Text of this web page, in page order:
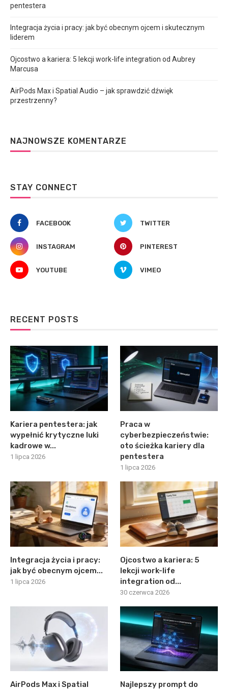
pentestera
Integracja życia i pracy: jak być obecnym ojcem i skutecznym
liderem
Ojcostwo a kariera: 5 lekcji work-life integration od Aubrey
Marcusa
AirPods Max i Spatial Audio – jak sprawdzić dźwięk
przestrzenny?
NAJNOWSZE KOMENTARZE
STAY CONNECT
FACEBOOK TWITTER
INSTAGRAM PINTEREST
YOUTUBE VIMEO
RECENT POSTS
Kariera pentestera: jak
wypełnić krytyczne luki
kadrowe w...
1 lipca 2026
Praca w
cyberbezpieczeństwie:
oto ścieżka kariery dla
pentestera
1 lipca 2026
Integracja życia i pracy:
jak być obecnym ojcem...
1 lipca 2026
Ojcostwo a kariera: 5
lekcji work-life
integration od...
30 czerwca 2026
AirPods Max i Spatial
Najlepszy prompt do